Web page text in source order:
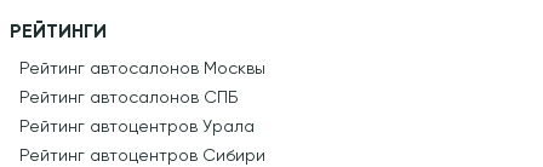
РЕЙТИНГИ
Рейтинг автосалонов Москвы
Рейтинг автосалонов СПБ
Рейтинг автоцентров Урала
Рейтинг автоцентров Сибири